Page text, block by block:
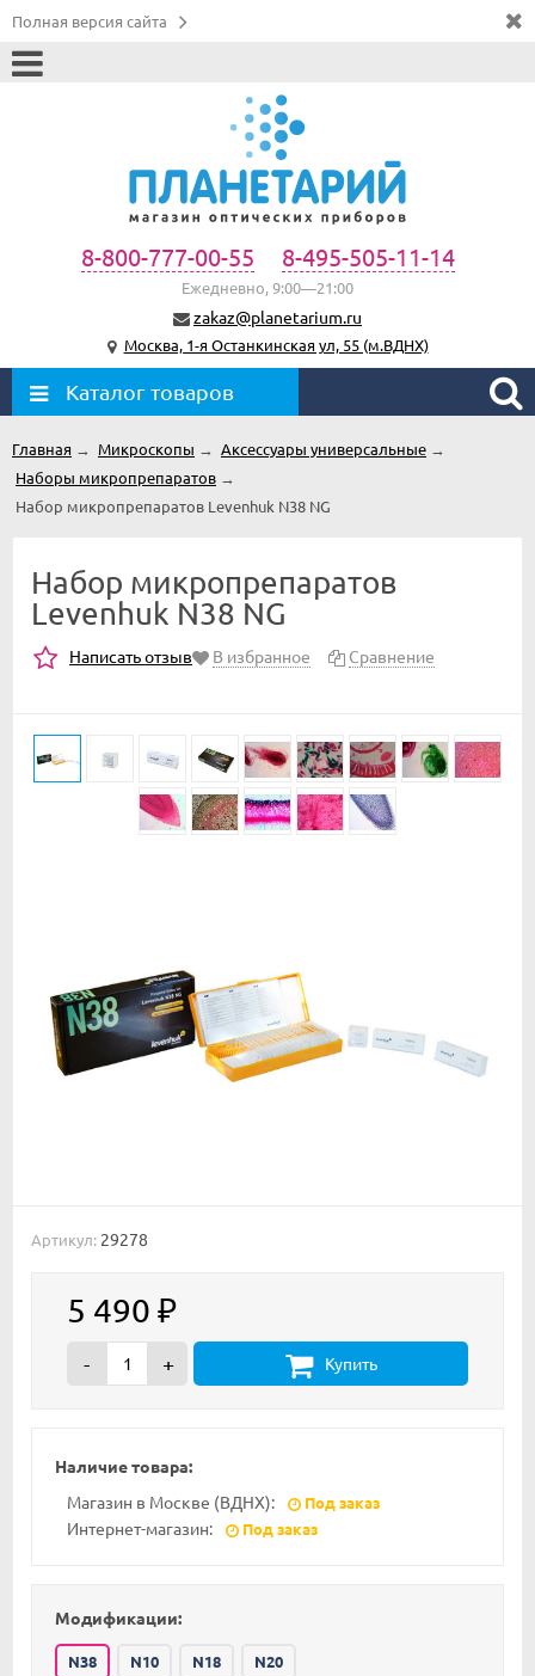
Полная версия сайта
8-800-777-00-55 8-495-505-11-14
Ежедневно, 9:00—21:00
zakaz@planetarium.ru
Москва, 1-я Останкинская ул, 55 (м.ВДНХ)
Каталог товаров
Главная → Микроскопы → Аксессуары универсальные →
Наборы микропрепаратов →
Набор микропрепаратов Levenhuk N38 NG
Набор микропрепаратов
Levenhuk N38 NG
Написать отзыв В избранное Сравнение
Артикул: 29278
5 490 ₽
- + Купить
Наличие товара:
Магазин в Москве (ВДНХ):
Под заказ
Интернет-магазин: Под заказ
Модификации:
N38 N10 N18 N20